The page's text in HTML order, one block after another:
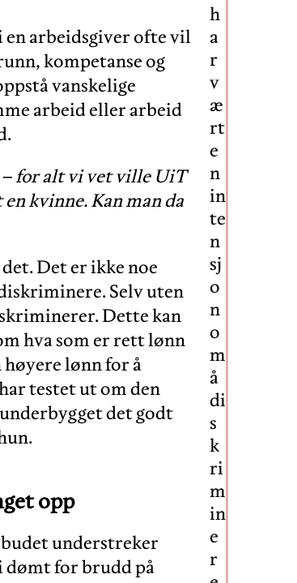
h
a
r
v
æ
rt
e
n
in
te
n
sj
o
n
o
m
å
di
s
k
ri
m
in
e
r
arbeidsgiver ofte vil
kompetanse og
vanskelige
arbeid eller arbeid
for alt vi vet ville UiT
kvinne. Kan man da
Det er ikke noe
Selv uten
Dette kan
hva som er rett lønn
høyere lønn for å
testet ut om den
det godt
opp
understreker
dømt for brudd på